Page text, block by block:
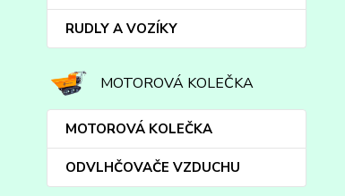
RUDLY A VOZÍKY
MOTOROVÁ KOLEČKA
MOTOROVÁ KOLEČKA
ODVLHČOVAČE VZDUCHU